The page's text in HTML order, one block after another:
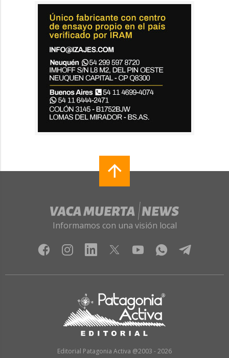
Informamos con una visión local
Editorial Patagonia Activa @2003 - 2026